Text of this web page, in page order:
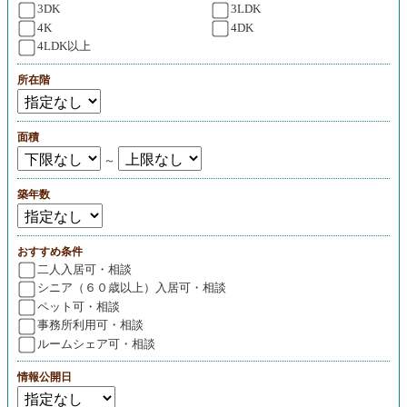
3DK
3LDK
4K
4DK
4LDK以上
所在階
面積
～
築年数
おすすめ条件
二人入居可・相談
シニア（６０歳以上）入居可・相談
ペット可・相談
事務所利用可・相談
ルームシェア可・相談
情報公開日